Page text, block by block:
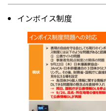
インボイス制度